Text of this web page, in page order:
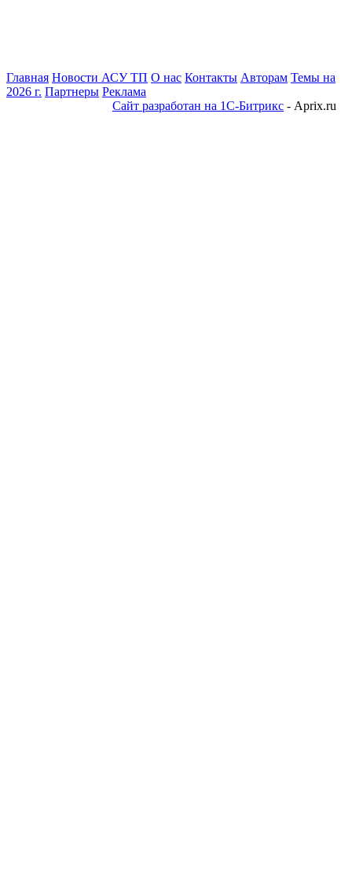
Главная Новости АСУ ТП О нас Контакты Авторам Темы на
2026 г. Партнеры Реклама
Сайт разработан на 1С-Битрикс - Aprix.ru